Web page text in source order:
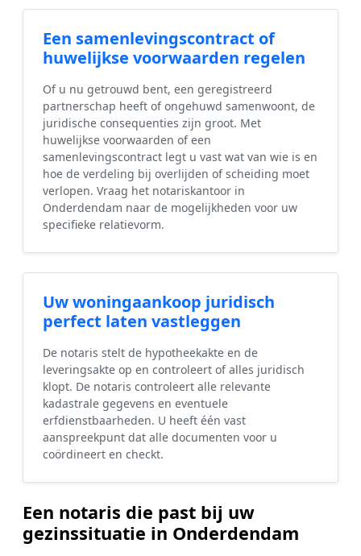
Een samenlevingscontract of
huwelijkse voorwaarden regelen
Of u nu getrouwd bent, een geregistreerd
partnerschap heeft of ongehuwd samenwoont, de
juridische consequenties zijn groot. Met
huwelijkse voorwaarden of een
samenlevingscontract legt u vast wat van wie is en
hoe de verdeling bij overlijden of scheiding moet
verlopen. Vraag het notariskantoor in
Onderdendam naar de mogelijkheden voor uw
specifieke relatievorm.
Uw woningaankoop juridisch
perfect laten vastleggen
De notaris stelt de hypotheekakte en de
leveringsakte op en controleert of alles juridisch
klopt. De notaris controleert alle relevante
kadastrale gegevens en eventuele
erfdienstbaarheden. U heeft één vast
aanspreekpunt dat alle documenten voor u
coördineert en checkt.
Een notaris die past bij uw
gezinssituatie in Onderdendam